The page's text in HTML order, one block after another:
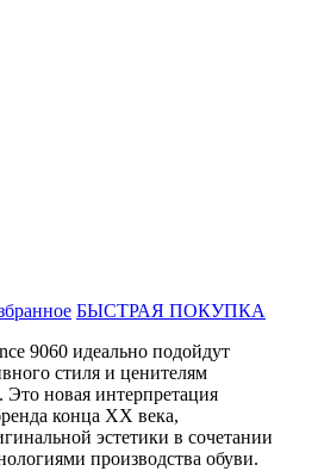
БЫСТРАЯ ПОКУПКА
9060 идеально подойдут
стиля и ценителям
новая интерпретация
конца XX века,
эстетики в сочетании
производства обуви.